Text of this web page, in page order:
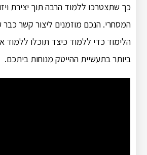
כך שתצטרכו ללמוד הרבה תוך יצירת
המסחרי. הנכם מוזמנים ליצור קשר כבר
הלימוד כדי ללמוד כיצד תוכלו
ביותר בתעשיית ההייטק מנוחות ביתכם.